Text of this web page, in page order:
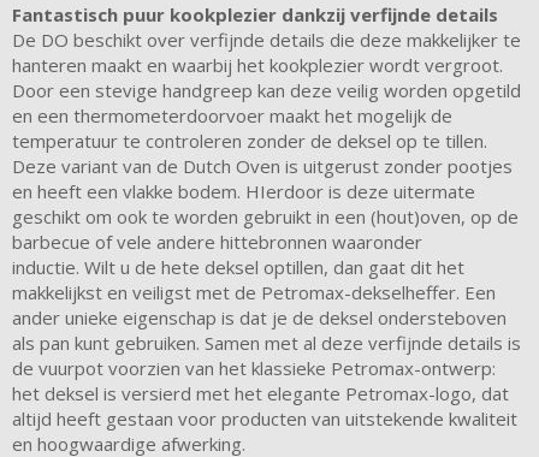
Fantastisch puur kookplezier dankzij verfijnde details
De DO beschikt over verfijnde details die deze makkelijker te
hanteren maakt en waarbij het kookplezier wordt vergroot.
Door een stevige handgreep kan deze veilig worden opgetild
en een thermometerdoorvoer maakt het mogelijk de
temperatuur te controleren zonder de deksel op te tillen.
Deze variant van de Dutch Oven is uitgerust zonder pootjes
en heeft een vlakke bodem. HIerdoor is deze uitermate
geschikt om ook te worden gebruikt in een (hout)oven, op de
barbecue of vele andere hittebronnen waaronder
inductie. Wilt u de hete deksel optillen, dan gaat dit het
makkelijkst en veiligst met de Petromax-dekselheffer. Een
ander unieke eigenschap is dat je de deksel ondersteboven
als pan kunt gebruiken. Samen met al deze verfijnde details is
de vuurpot voorzien van het klassieke Petromax-ontwerp:
het deksel is versierd met het elegante Petromax-logo, dat
altijd heeft gestaan ​​voor producten van uitstekende kwaliteit
en hoogwaardige afwerking.